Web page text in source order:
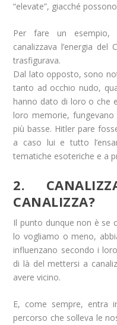
“elevate”, giacché
Per fare un esempio,
canalizzava l’energia
trasfigurava.
Dal lato opposto, sono
tanto ad occhio nudo,
hanno dato di loro o che
loro memorie, fungevano
più basse. Hitler pare
a caso lui e tutto
tematiche esoteriche e a
2.
CANALIZZA?
Il punto dunque non è se
lo vogliamo o meno,
influenzano secondo i
di là del mettersi a
avere vicino.
E, come sempre, entra
percorso che solleva le